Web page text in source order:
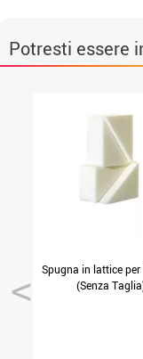
Potresti essere
Spugna in lattice
(Senza